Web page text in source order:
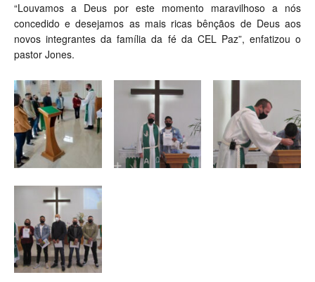
“Louvamos a Deus por este momento maravilhoso a nós
concedido e desejamos as mais ricas bênçãos de Deus aos
novos integrantes da família da fé da CEL Paz”, enfatizou o
pastor Jones.